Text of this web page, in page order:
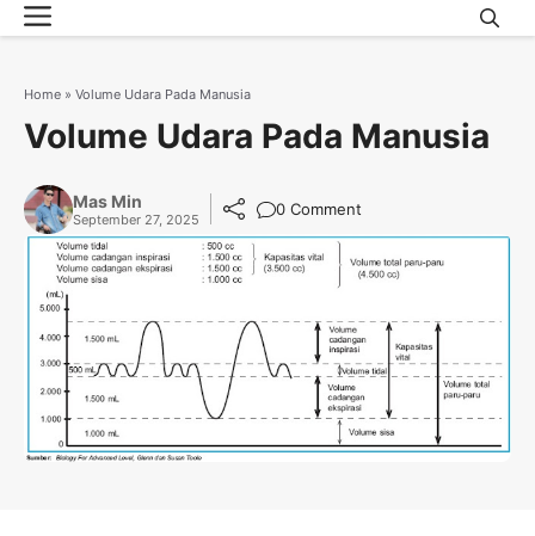
Skip
to
Menu
Home » Volume Udara Pada Manusia
Volume Udara Pada Manusia
Mas Min
September 27, 2025
0 Comment